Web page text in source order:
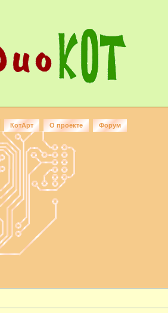
КотАрт О проекте Форум